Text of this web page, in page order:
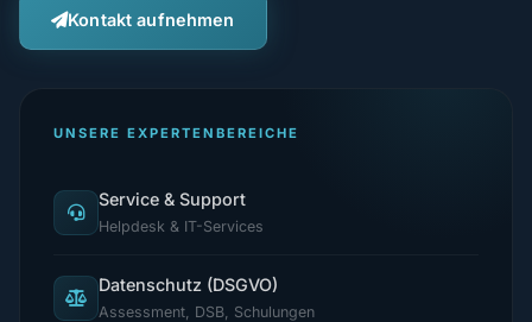
Kontakt aufnehmen
UNSERE EXPERTENBEREICHE
Service & Support
Helpdesk & IT-Services
Datenschutz (DSGVO)
Assessment, DSB, Schulungen